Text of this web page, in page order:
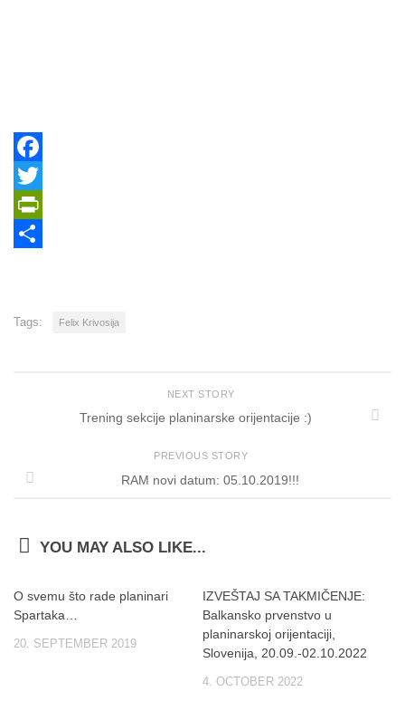
Facebook
Twitter
PrintFriendly
Tags: Felix Krivosija
NEXT STORY
Trening sekcije planinarske orijentacije :)
PREVIOUS STORY
RAM novi datum: 05.10.2019!!!
YOU MAY ALSO LIKE...
O svemu što rade planinari
Spartaka…
20. SEPTEMBER 2019
IZVEŠTAJ SA TAKMIČENJE:
Balkansko prvenstvo u
planinarskoj orijentaciji,
Slovenija, 20.09.-02.10.2022
4. OCTOBER 2022